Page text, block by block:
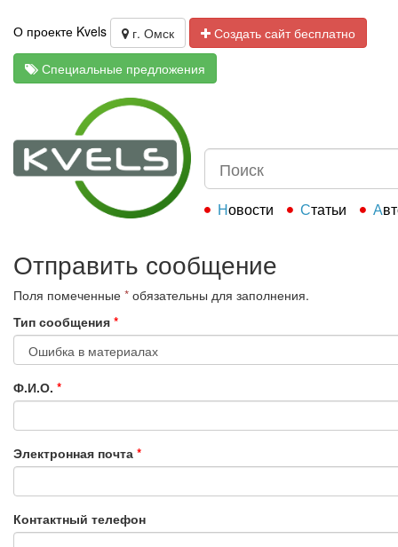
О проекте Kvels г. Омск
Создать сайт бесплатно
Специальные предложения
Новости Статьи
Отправить сообщение
Поля помеченные * обязательны для заполнения.
Тип сообщения *
Ф.И.О. *
Электронная почта *
Контактный телефон